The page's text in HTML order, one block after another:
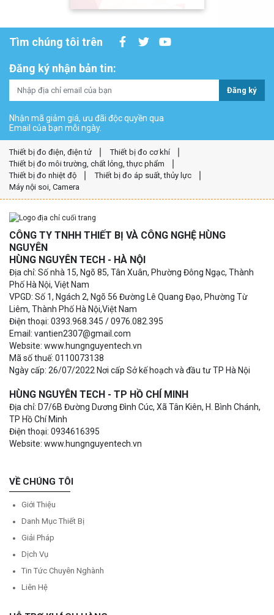
Tìm chúng tôi trên
Đăng ký nhận bản tin:
Đăng ký
Nhận mã giảm giá, ưu đãi độc quyền qua
Email của bạn mỗi ngày.
Thiết bị đo điện, điện tử
Thiết bị đo cơ khí
Thiết bị đo môi trường, chất lỏng, thực phẩm
Thiết bị đo nhiệt độ
Thiết bị đo áp suất, thủy lực
Máy nội soi, Camera
CÔNG TY TNHH THIẾT BỊ VÀ CÔNG NGHỆ HÙNG
NGUYÊN
HÙNG NGUYÊN TECH - HÀ NỘI
Địa chỉ: Số nhà 15, Ngõ 85, Tân Xuân, Phường Đông Ngạc, Thành
Phố Hà Nội, Việt Nam
VPGD: Số 1, Ngách 2, Ngõ 56 Đường Lê Quang Đạo, Phường Từ
Liêm, Thành Phố Hà Nội,Việt Nam
Điện thoại: 0393.968.345 / 0976.082.395
Email: vantien2307@gmail.com
Website: www.hungnguyentech.vn
Mã số thuế: 0110073138
Ngày cấp: 26/07/2022 Nơi cấp Sở kế hoạch và đầu tư TP Hà Nội
HÙNG NGUYÊN TECH - TP HỒ CHÍ MINH
Địa chỉ: D7/6B Đường Dương Đình Cúc, Xã Tân Kiên, H. Bình Chánh,
TP Hồ Chí Minh
Điện thoại: 0934616395
Website: www.hungnguyentech.vn
VỀ CHÚNG TÔI
Giới Thiệu
Danh Mục Thiết Bị
Giải Pháp
Dịch Vụ
Tin Tức Chuyên Nghành
Liên Hệ